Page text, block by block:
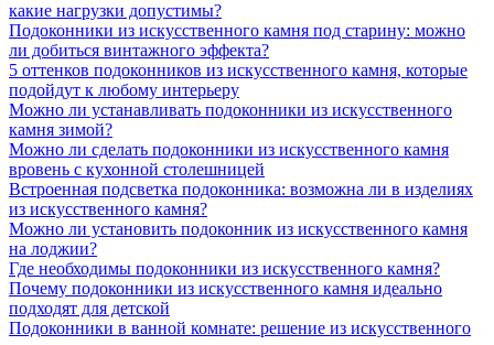
какие нагрузки допустимы?
Подоконники из искусственного камня под старину: можно
ли добиться винтажного эффекта?
5 оттенков подоконников из искусственного камня, которые
подойдут к любому интерьеру
Можно ли устанавливать подоконники из искусственного
камня зимой?
Можно ли сделать подоконники из искусственного камня
вровень с кухонной столешницей
Встроенная подсветка подоконника: возможна ли в изделиях
из искусственного камня?
Можно ли установить подоконник из искусственного камня
на лоджии?
Где необходимы подоконники из искусственного камня?
Почему подоконники из искусственного камня идеально
подходят для детской
Подоконники в ванной комнате: решение из искусственного